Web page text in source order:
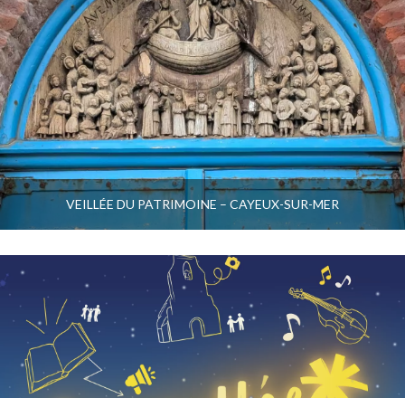
VEILLÉE DU PATRIMOINE – CAYEUX-SUR-MER